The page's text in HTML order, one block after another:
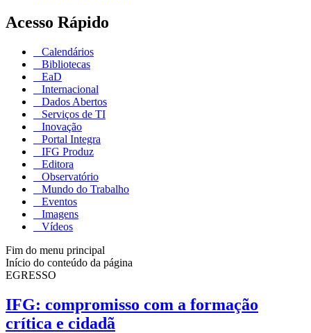
Acesso Rápido
Calendários
Bibliotecas
EaD
Internacional
Dados Abertos
Serviços de TI
Inovação
Portal Integra
IFG Produz
Editora
Observatório
Mundo do Trabalho
Eventos
Imagens
Vídeos
Fim do menu principal
Início do conteúdo da página
EGRESSO
IFG: compromisso com a formação
crítica e cidadã